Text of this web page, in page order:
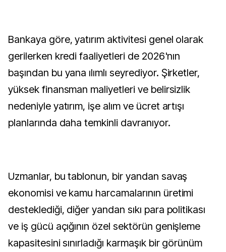
Bankaya göre, yatırım aktivitesi genel olarak
gerilerken kredi faaliyetleri de 2026'nın
başından bu yana ılımlı seyrediyor. Şirketler,
yüksek finansman maliyetleri ve belirsizlik
nedeniyle yatırım, işe alım ve ücret artışı
planlarında daha temkinli davranıyor.
Uzmanlar, bu tablonun, bir yandan savaş
ekonomisi ve kamu harcamalarının üretimi
desteklediği, diğer yandan sıkı para politikası
ve iş gücü açığının özel sektörün genişleme
kapasitesini sınırladığı karmaşık bir görünüm